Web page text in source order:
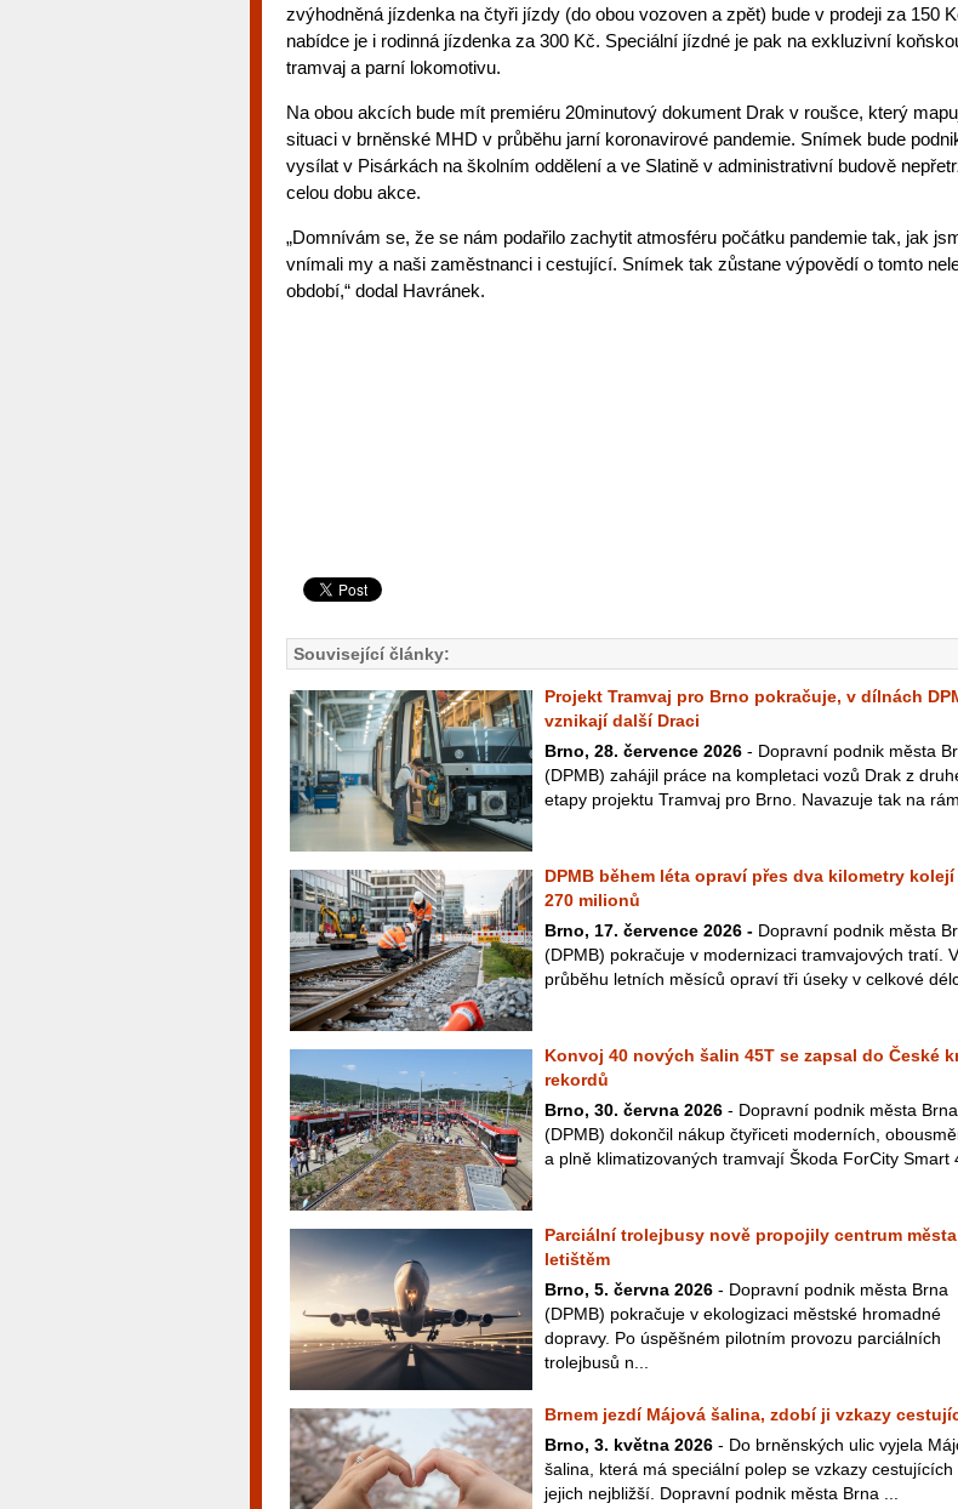
zvýhodněná jízdenka na čtyři jízdy (do obou vozoven a zpět) bude v prodeji za 150
nabídce je i rodinná jízdenka za 300 Kč. Speciální jízdné je pak na exkluzivní
tramvaj a parní lokomotivu.
Na obou akcích bude mít premiéru 20minutový dokument Drak v roušce, který
situaci v brněnské MHD v průběhu jarní koronavirové pandemie. Snímek bude
vysílat v Pisárkách na školním oddělení a ve Slatině v administrativní budově
celou dobu akce.
„Domnívám se, že se nám podařilo zachytit atmosféru počátku pandemie tak, jak
vnímali my a naši zaměstnanci i cestující. Snímek tak zůstane výpovědí o tomto
období,“ dodal Havránek.
Související články:
Projekt Tramvaj pro Brno pokračuje, v dílnách
vznikají další Draci
Brno, 28. července 2026 - Dopravní podnik města
(DPMB) zahájil práce na kompletaci vozů Drak z
etapy projektu Tramvaj pro Brno. Navazuje tak na
DPMB během léta opraví přes dva kilometry kolejí
270 milionů
Brno, 17. července 2026 - Dopravní podnik města
(DPMB) pokračuje v modernizaci tramvajových tratí. V
průběhu letních měsíců opraví tři úseky v celkové
Konvoj 40 nových šalin 45T se zapsal do České
rekordů
Brno, 30. června 2026 - Dopravní podnik města Brna
(DPMB) dokončil nákup čtyřiceti moderních,
a plně klimatizovaných tramvají Škoda ForCity Smart
Parciální trolejbusy nově propojily centrum
letištěm
Brno, 5. června 2026 - Dopravní podnik města Brna
(DPMB) pokračuje v ekologizaci městské hromadné
dopravy. Po úspěšném pilotním provozu parciálních
trolejbusů n...
Brnem jezdí Májová šalina, zdobí ji vzkazy
Brno, 3. května 2026 - Do brněnských ulic vyjela
šalina, která má speciální polep se vzkazy cestujících
jejich nejbližší. Dopravní podnik města Brna ...